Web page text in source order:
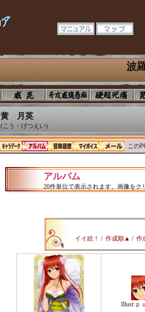
波
黄 月英
(こう・げつえい)
この
アルバム
20件単位で表示されます。画像を
イイ絵！ / 作成順▲ / 作
Illust: ｐ